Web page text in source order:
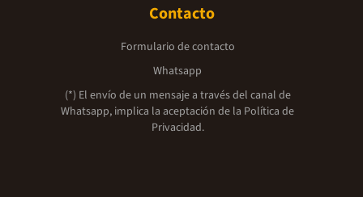
Contacto
Formulario de contacto
Whatsapp
(*) El envío de un mensaje a través del canal de
Whatsapp, implica la aceptación de la Política de
Privacidad.